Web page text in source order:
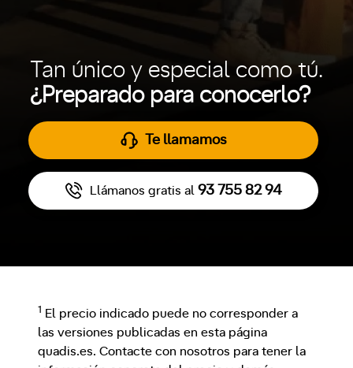
Tan único y especial como tú.
¿Preparado para conocerlo?
Te llamamos
Llámanos gratis al 93 755 82 94
1
El precio indicado puede no corresponder a
las versiones publicadas en esta página
quadis.es. Contacte con nosotros para tener la